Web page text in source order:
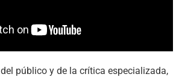
público y de la crítica especializada,